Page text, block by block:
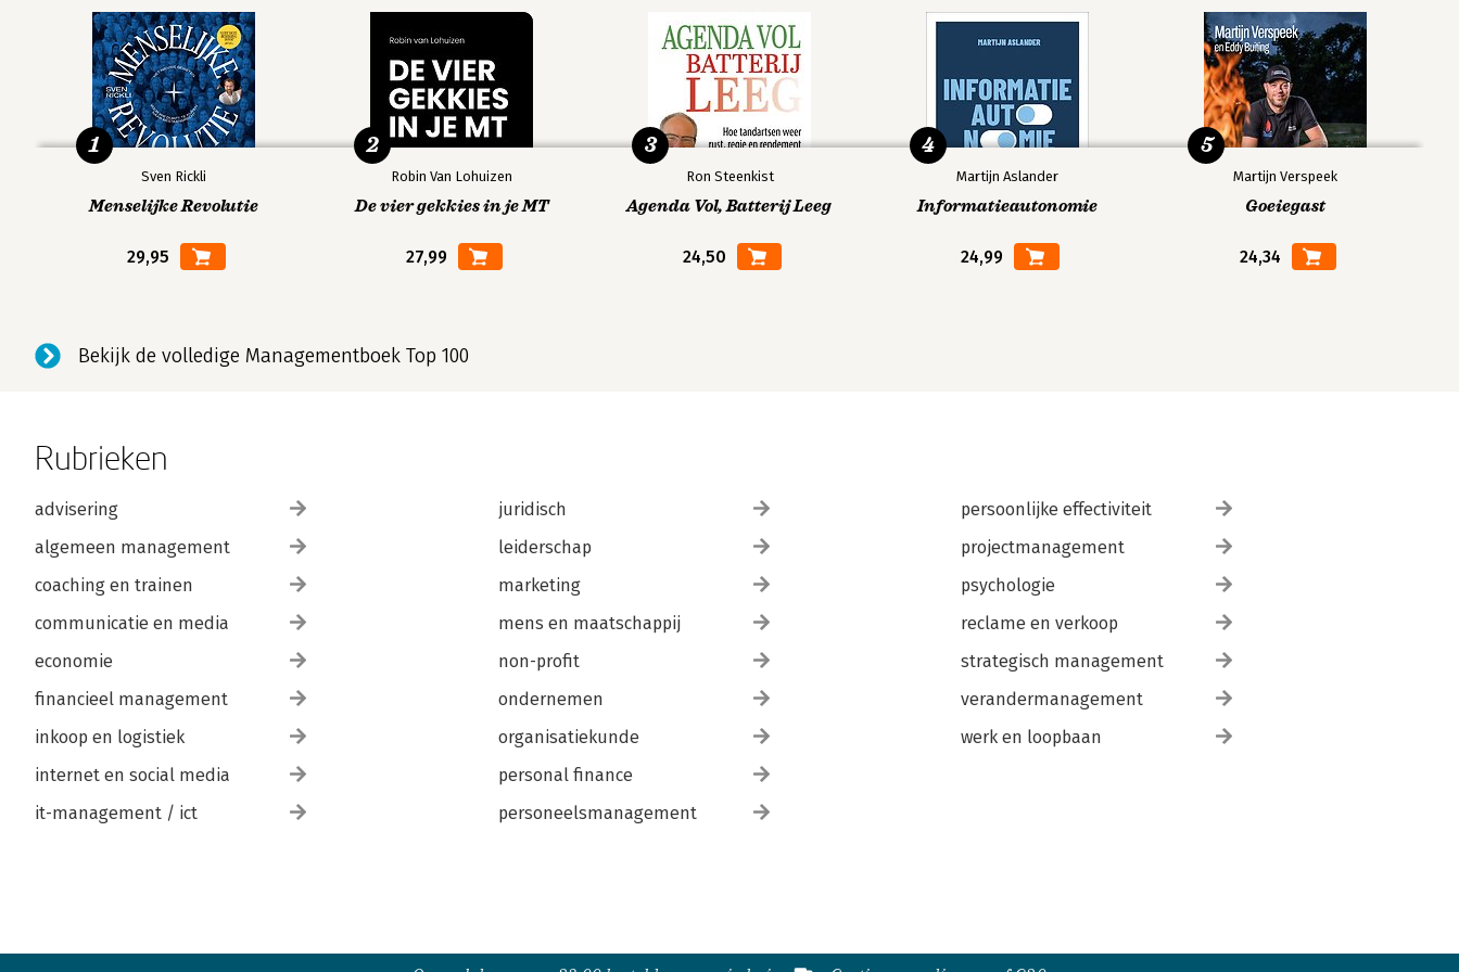
Sven Rickli
Menselijke Revolutie
29,95
1
Robin Van Lohuizen
De vier gekkies in je MT
27,99
2
Ron Steenkist
Agenda Vol, Batterij Leeg
24,50
3
Martijn Aslander
Informatieautonomie
24,99
4
Martijn Verspeek
Goeiegast
24,34
5
Bekijk de volledige Managementboek Top 100
Rubrieken
advisering
algemeen management
coaching en trainen
communicatie en media
economie
financieel management
inkoop en logistiek
internet en social media
it-management / ict
juridisch
leiderschap
marketing
mens en maatschappij
non-profit
ondernemen
organisatiekunde
personal finance
personeelsmanagement
persoonlijke effectiviteit
projectmanagement
psychologie
reclame en verkoop
strategisch management
verandermanagement
werk en loopbaan